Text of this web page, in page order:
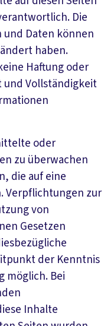
Die
Daten können
haben.
Haftung oder
und Vollständigkeit
oder
zu überwachen
die auf eine
Verpflichtungen zur
von
Gesetzen
der Kenntnis
möglich. Bei
Inhalte